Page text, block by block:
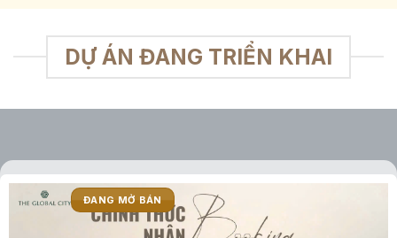
DỰ ÁN ĐANG TRIỂN KHAI
ĐANG MỞ BÁN